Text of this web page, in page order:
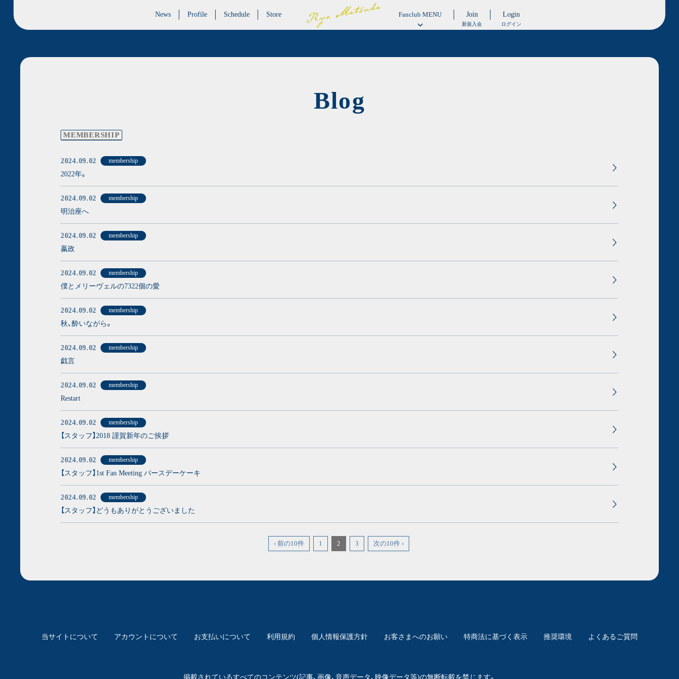
News Profile Schedule Store Fanclub MENU Join
新規入会
Login
ログイン
Blog
MEMBERSHIP
2024.09.02 membership
2022年。
2024.09.02 membership
明治座へ
2024.09.02 membership
嬴政
2024.09.02 membership
僕とメリーヴェルの7322個の愛
2024.09.02 membership
秋、酔いながら。
2024.09.02 membership
戯言
2024.09.02 membership
Restart
2024.09.02 membership
【スタッフ】2018 謹賀新年のご挨拶
2024.09.02 membership
【スタッフ】1st Fan Meeting バースデーケーキ
2024.09.02 membership
【スタッフ】どうもありがとうございました
‹ 前の10件 1 2 3 次の10件 ›
当サイトについて アカウントについて お支払いについて 利用規約 個人情報保護方針 お客さまへのお願い 特商法に基づく表示 推奨環境 よくあるご質問
掲載されているすべてのコンテンツ(記事、画像、音声データ、映像データ等)の無断転載を禁じます。